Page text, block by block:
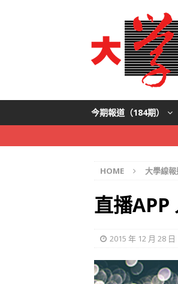
今期報道（184期）
HOME 大學線
直播APP
2015 年 12 月 28 日